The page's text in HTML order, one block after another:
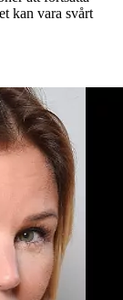
kan vara svårt